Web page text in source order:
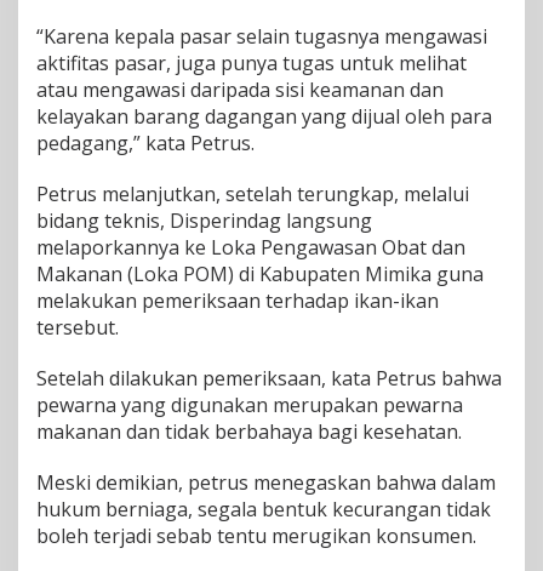
i
s
p
e
r
i
d
a
g
T
e
g
k
n
u
P
e
d
a
“Karena kepala pasar selain tugasnya mengawasi
aktifitas pasar, juga punya tugas untuk melihat
atau mengawasi daripada sisi keamanan dan
kelayakan barang dagangan yang dijual oleh para
pedagang,” kata Petrus.
Petrus melanjutkan, setelah terungkap, melalui
bidang teknis, Disperindag langsung
melaporkannya ke Loka Pengawasan Obat dan
Makanan (Loka POM) di Kabupaten Mimika guna
melakukan pemeriksaan terhadap ikan-ikan
tersebut.
Setelah dilakukan pemeriksaan, kata Petrus bahwa
pewarna yang digunakan merupakan pewarna
makanan dan tidak berbahaya bagi kesehatan.
Meski demikian, petrus menegaskan bahwa dalam
hukum berniaga, segala bentuk kecurangan tidak
boleh terjadi sebab tentu merugikan konsumen.